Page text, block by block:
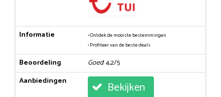
Informatie
• Ontdek de mooiste bestemmingen
• Profiteer van de beste deals
Beoordeling Goed: 4,2/5
Aanbiedingen
Bekijken